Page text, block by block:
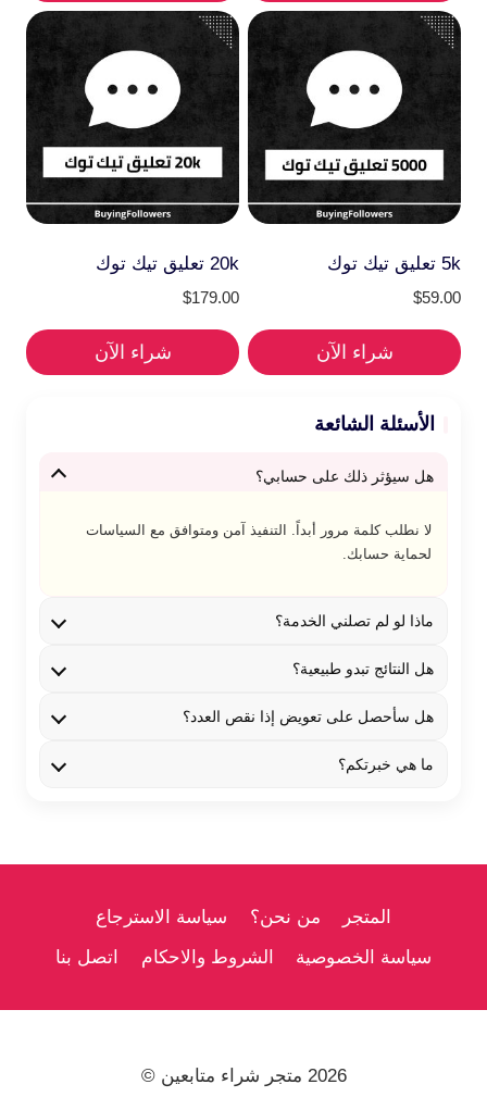
5k تعليق تيك توك
$59.00
شراء الآن
20k تعليق تيك توك
$179.00
شراء الآن
الأسئلة الشائعة
هل سيؤثر ذلك على حسابي؟
لا نطلب كلمة مرور أبداً. التنفيذ آمن ومتوافق مع السياسات
لحماية حسابك.
ماذا لو لم تصلني الخدمة؟
هل النتائج تبدو طبيعية؟
هل سأحصل على تعويض إذا نقص العدد؟
ما هي خبرتكم؟
المتجر من نحن؟
سياسة الاسترجاع
سياسة الخصوصية
الشروط والاحكام اتصل بنا
2026 متجر شراء متابعين ©